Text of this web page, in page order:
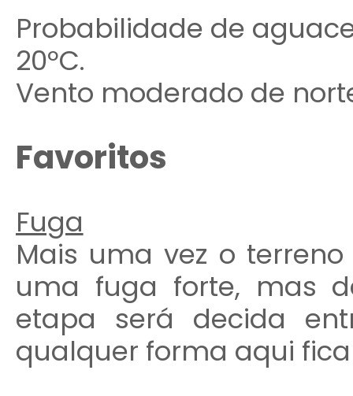
Probabilidade de
20ºC.
Vento moderado de
Favoritos
Fuga
Mais uma vez o
uma fuga forte, mas
etapa será decida
qualquer forma aqui